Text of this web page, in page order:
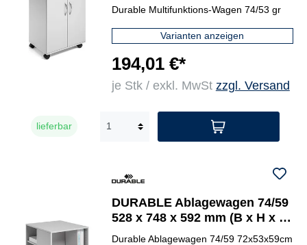
grau
Durable Multifunktions-Wagen 74/53 gr
Varianten anzeigen
194,01 €*
je Stk / exkl. MwSt zzgl. Versand
lieferbar
DURABLE Ablagewagen 74/59
528 x 748 x 592 mm (B x H x T)
grau
Durable Ablagewagen 74/59 72x53x59cm